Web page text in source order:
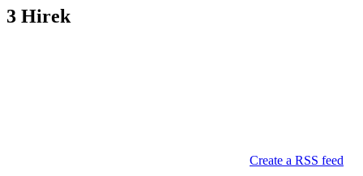
3 Hirek
Create a RSS feed